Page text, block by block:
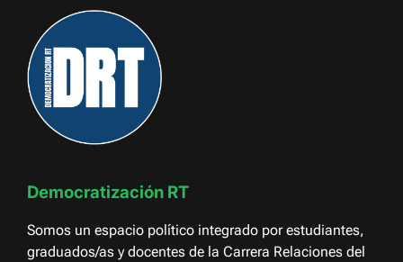
Democratización RT
Somos un espacio político integrado por estudiantes,
graduados/as y docentes de la Carrera Relaciones del